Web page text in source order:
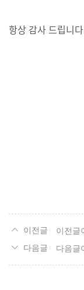
항상 감사 드립니
이전글
다음글